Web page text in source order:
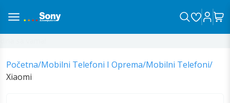
Početna/Mobilni Telefoni I Oprema/Mobilni Telefoni/
Xiaomi